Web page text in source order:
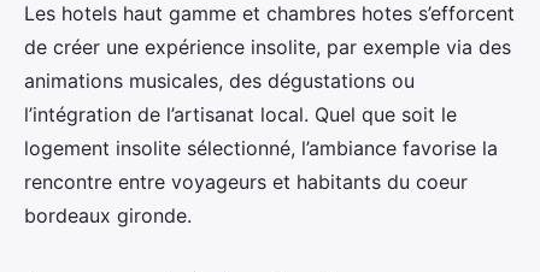
Les hotels haut gamme et chambres hotes s’efforcent
de créer une expérience insolite, par exemple via des
animations musicales, des dégustations ou
l’intégration de l’artisanat local. Quel que soit le
logement insolite sélectionné, l’ambiance favorise la
rencontre entre voyageurs et habitants du coeur
bordeaux gironde.